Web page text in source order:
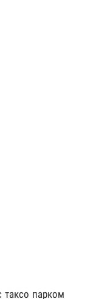
таксо парком